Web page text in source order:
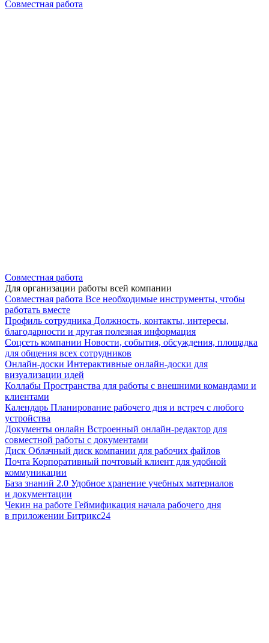
Совместная работа
Совместная работа
Для организации работы всей компании
Совместная работа Все необходимые инструменты, чтобы
работать вместе
Профиль сотрудника Должность, контакты, интересы,
благодарности и другая полезная информация
Соцсеть компании Новости, события, обсуждения, площадка
для общения всех сотрудников
Онлайн-доски Интерактивные онлайн-доски для
визуализации идей
Коллабы Пространства для работы с внешними командами и
клиентами
Календарь Планирование рабочего дня и встреч с любого
устройства
Документы онлайн Встроенный онлайн-редактор для
совместной работы с документами
Диск Облачный диск компании для рабочих файлов
Почта Корпоративный почтовый клиент для удобной
коммуникации
База знаний 2.0 Удобное хранение учебных материалов
и документации
Чекин на работе Геймификация начала рабочего дня
в приложении Битрикс24